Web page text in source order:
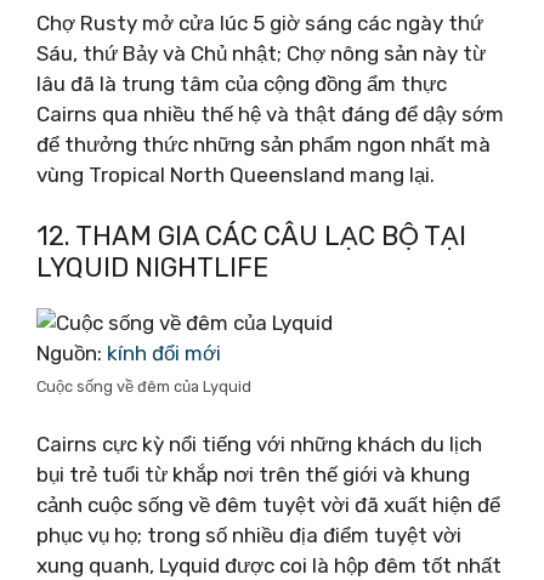
Chợ Rusty mở cửa lúc 5 giờ sáng các ngày thứ
Sáu, thứ Bảy và Chủ nhật; Chợ nông sản này từ
lâu đã là trung tâm của cộng đồng ẩm thực
Cairns qua nhiều thế hệ và thật đáng để dậy sớm
để thưởng thức những sản phẩm ngon nhất mà
vùng Tropical North Queensland mang lại.
12. THAM GIA CÁC CÂU LẠC BỘ TẠI
LYQUID NIGHTLIFE
Nguồn: kính đổi mới
Cuộc sống về đêm của Lyquid
Cairns cực kỳ nổi tiếng với những khách du lịch
bụi trẻ tuổi từ khắp nơi trên thế giới và khung
cảnh cuộc sống về đêm tuyệt vời đã xuất hiện để
phục vụ họ; trong số nhiều địa điểm tuyệt vời
xung quanh, Lyquid được coi là hộp đêm tốt nhất